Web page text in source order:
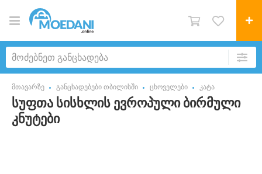
მთავარზე განცხადებები თბილისში ცხოველები კატა
სუფთა სისხლის ევროპული ბირმული
კნუტები